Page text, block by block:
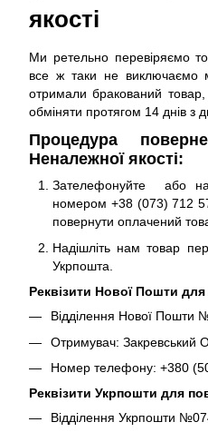
якості
Ми ретельно перевіряємо
все ж таки не виключаємо
отримали бракований
обміняти протягом 14 днів з
Процедура
Неналежної якості:
Зателефонуйте або
номером +38 (073) 712
повернути оплачений
Надішліть нам товар
Укрпошта.
Реквізити Нової Пошти
Відділення Нової Пошти
Отримувач: Закревський
Номер телефону: +380
Реквізити Укрпошти для
Відділення Укрпошти